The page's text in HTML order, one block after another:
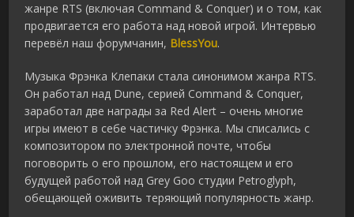
жанре RTS (включая Command & Conquer) и о том, как
продвигается его работа над новой игрой. Интервью
перевёл наш форумчанин, BlessYou.
Музыка Фрэнка Клепаки стала синонимом жанра RTS.
Он работал над Dune, серией Command & Conquer,
заработал две награды за Red Alert – очень многие
игры имеют в себе частичку Фрэнка. Мы списались с
композитором по электронной почте, чтобы
поговорить о его прошлом, его настоящем и его
будущей работой над Grey Goo студии Petroglyph,
обещающей оживить теряющий популярность жанр.